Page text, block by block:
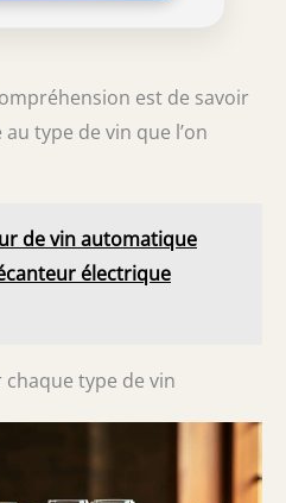
est de savoir
type de vin que l’on
de vin automatique
électrique
type de vin